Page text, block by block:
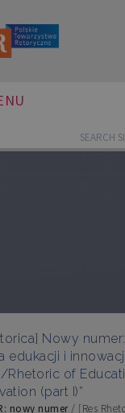
Nowy numer:
edukacji i
Rhetoric of
(part I)”
nowy numer/ [Res